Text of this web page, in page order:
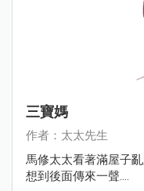
三寶媽
作者：太太先生
馬修太太看著滿屋子
想到後面傳來一聲....